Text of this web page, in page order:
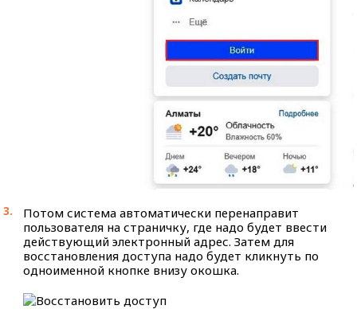
Потом система автоматически перенаправит
пользователя на страничку, где надо будет ввести
действующий электронный адрес. Затем для
восстановления доступа надо будет кликнуть по
одноименной кнопке внизу окошка.